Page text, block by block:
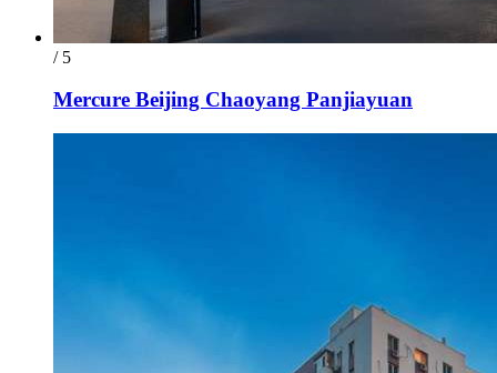
/ 5
Mercure Beijing Chaoyang Panjiayuan